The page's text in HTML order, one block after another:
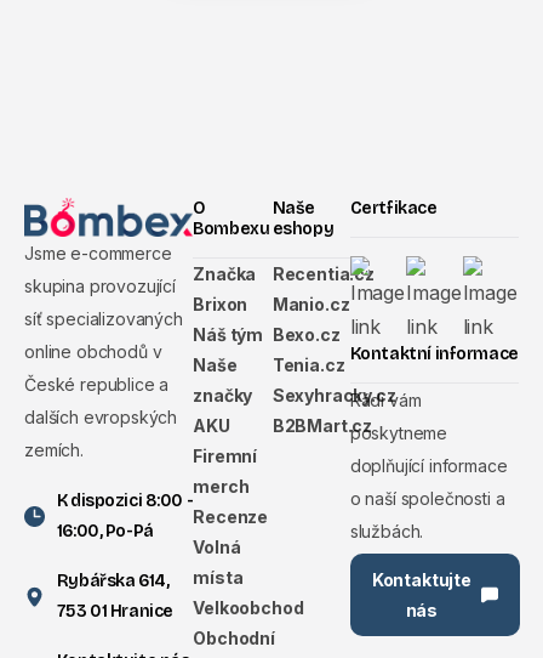
Jsme e-commerce
skupina provozující
síť specializovaných
online obchodů v
České republice a
dalších evropských
zemích.
K dispozici 8:00 -
16:00, Po-Pá
Rybářska 614,
753 01 Hranice
O
Bombexu
Značka
Brixon
Náš tým
Naše
značky
AKU
Firemní
merch
Recenze
Volná
místa
Velkoobchod
Obchodní
Naše
eshopy
Recentia.cz
Manio.cz
Bexo.cz
Tenia.cz
Sexyhracky.cz
B2BMart.cz
Certfikace
Kontaktní informace
Rádi vám
poskytneme
doplňující informace
o naší společnosti a
službách.
Kontaktujte
nás